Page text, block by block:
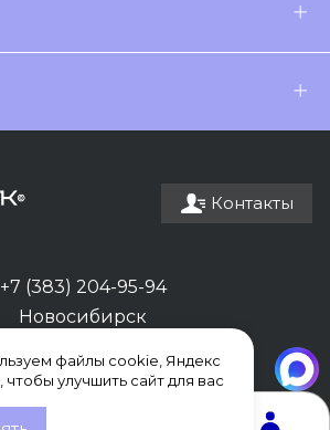
Контакты
+7 (383) 204-95-94
Новосибирск
файлы cookie, Яндекс
чтобы улучшить сайт для вас